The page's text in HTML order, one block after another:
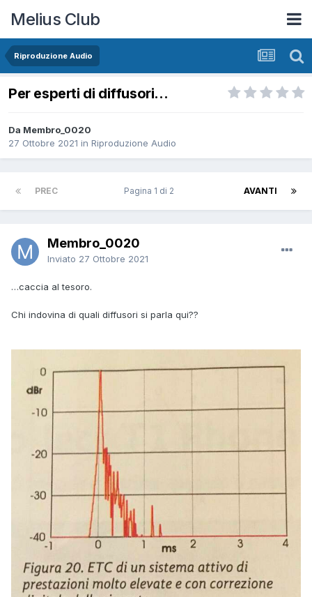
Melius Club
Riproduzione Audio
Per esperti di diffusori…
Da Membro_0020
27 Ottobre 2021 in Riproduzione Audio
PREC AVANTI
Pagina 1 di 2
Membro_0020
Inviato 27 Ottobre 2021
…caccia al tesoro.
Chi indovina di quali diffusori si parla qui??